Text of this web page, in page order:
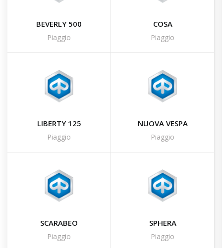
BEVERLY 500
Piaggio
COSA
Piaggio
LIBERTY 125
Piaggio
NUOVA VESPA
Piaggio
SCARABEO
Piaggio
SPHERA
Piaggio